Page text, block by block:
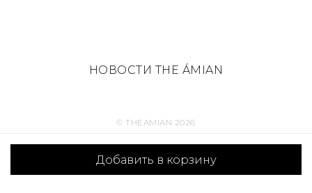
Добавить в корзину
НОВОСТИ THE ÁMIAN
© THEAMIAN 2026